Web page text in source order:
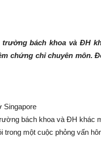
bách khoa và ĐH
chứng chỉ chuyên môn.
Singapore
bách khoa và ĐH khác
một cuộc phỏng vấn